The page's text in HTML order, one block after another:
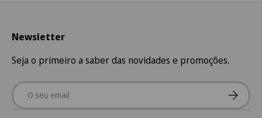
Newsletter
Seja o primeiro a saber das novidades e promoções.
Email